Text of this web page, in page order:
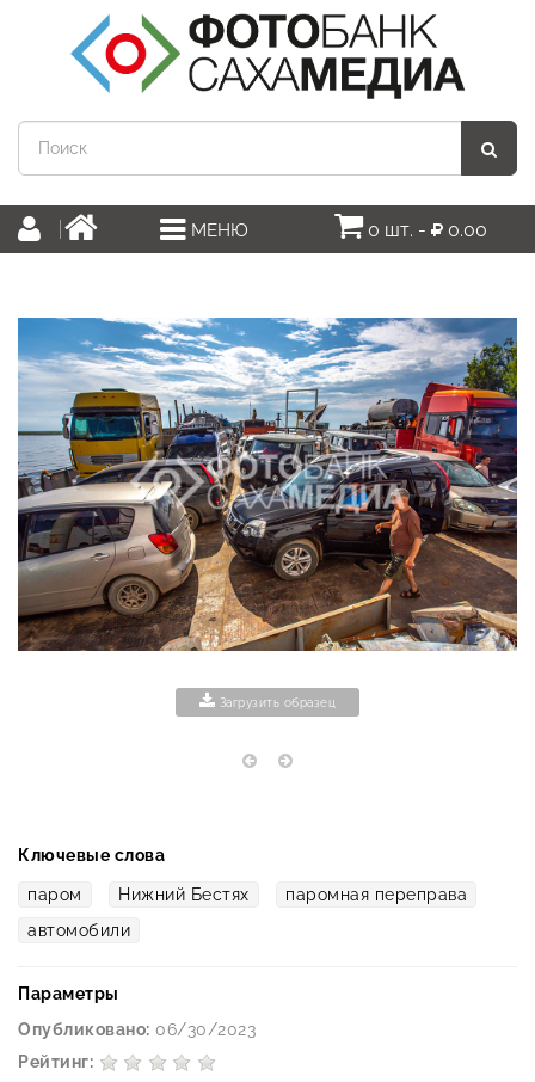
МЕНЮ 0 шт. - 0.00
Загрузить образец
Ключевые слова
паром Нижний Бестях
паромная переправа
автомобили
Параметры
Опубликовано: 06/30/2023
Рейтинг: